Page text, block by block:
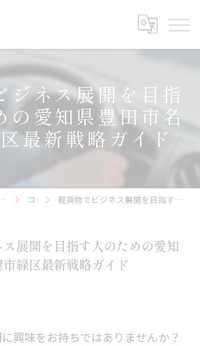
ジネス展開を目指
の愛知県豊田市名
最新戦略ガイド
人なら株式会社Smile Athlete コラム 軽貨物でビジネス展開を目指す人のための愛知県豊田市名古屋市緑区最新戦略ガイド
展開を目指す人のための愛知
緑区最新戦略ガイド
興味をお持ちではありませんか？